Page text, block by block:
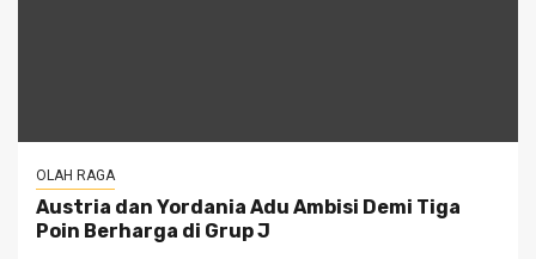
OLAH RAGA
Austria dan Yordania Adu Ambisi Demi Tiga
Poin Berharga di Grup J